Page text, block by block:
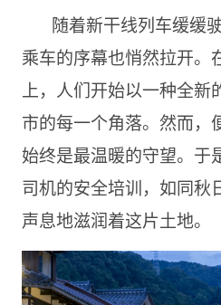
随着新干线列车缓缓
乘车的序幕也悄然拉开。
上，人们开始以一种全
市的每一个角落。然而，
始终是最温暖的守望。于
司机的安全培训，如同秋
声息地滋润着这片土地。